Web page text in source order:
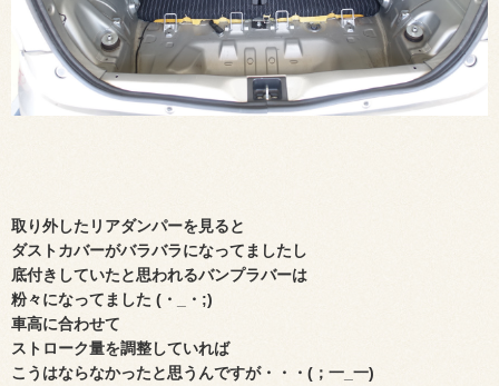
取り外したリアダンパーを見ると
ダストカバーがバラバラになってましたし
底付きしていたと思われるバンプラバーは
粉々になってました (・_・;)
車高に合わせて
ストローク量を調整していれば
こうはならなかったと思うんですが・・・(；一_一)